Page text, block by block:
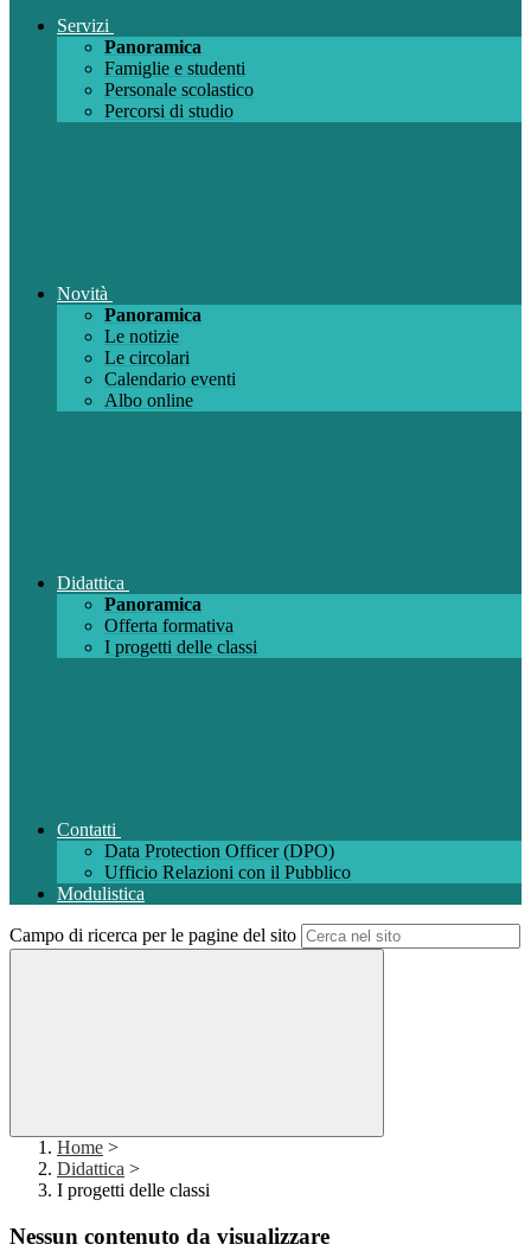
Servizi
Panoramica
Famiglie e studenti
Personale scolastico
Percorsi di studio
Novità
Panoramica
Le notizie
Le circolari
Calendario eventi
Albo online
Didattica
Panoramica
Offerta formativa
I progetti delle classi
Contatti
Data Protection Officer (DPO)
Ufficio Relazioni con il Pubblico
Modulistica
Campo di ricerca per le pagine del sito
Home >
Didattica >
I progetti delle classi
Nessun contenuto da visualizzare